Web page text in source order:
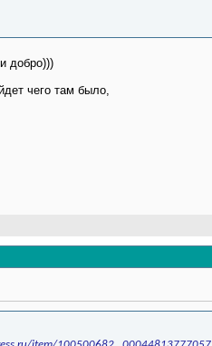
добро)))
чего там было,